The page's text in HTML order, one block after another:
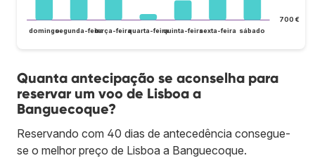
700 €
domingosegunda-feiraterça-feiraquarta-feiraquinta-feirasexta-feira sábado
Quanta antecipação se aconselha para
reservar um voo de Lisboa a
Banguecoque?
Reservando com 40 dias de antecedência consegue-
se o melhor preço de Lisboa a Banguecoque.